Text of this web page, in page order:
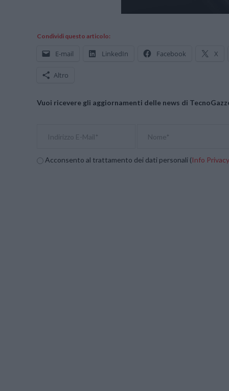
Condividi questo articolo:
E-mail LinkedIn Facebook X
Altro
Vuoi ricevere gli aggiornamenti delle news di
Acconsento al trattamento dei dati personali (Info Privacy